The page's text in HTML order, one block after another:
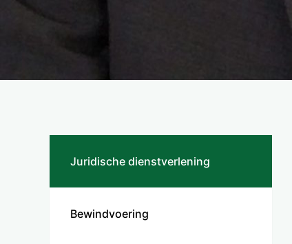
Juridische dienstverlening
Bewindvoering